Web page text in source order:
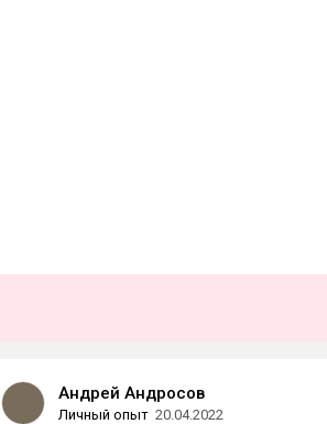
Андрей Андросов
Личный опыт 20.04.2022